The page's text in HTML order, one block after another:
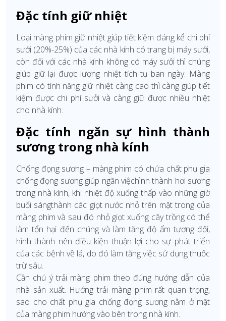
Đặc tính giữ nhiệt
Loại màng phim giữ nhiệt giúp tiết kiệm đáng kể chi phí
sưởi (20%-25%) của các nhà kính có trang bị máy sưởi,
còn đối với các nhà kính không có máy sưởi thì chúng
giúp giữ lại được lượng nhiệt tích tụ ban ngày. Màng
phim có tính năng giữ nhiệt càng cao thì càng giúp tiết
kiệm được chi phí sưởi và càng giữ được nhiều nhiệt
cho nhà kính.
Đặc tính ngăn sự hình thành
sương trong nhà kính
Chống đọng sương – màng phim có chứa chất phụ gia
chống đọng sương giúp ngăn việchình thành hơi sương
trong nhà kính, khi nhiệt độ xuống thấp vào những giờ
buổi sángthành các giọt nước nhỏ trên mặt trong của
màng phim và sau đó nhỏ giọt xuống cây trồng có thể
làm tổn hại đến chúng và làm tăng độ ẩm tương đối,
hình thành nên điều kiện thuận lợi cho sự phát triển
của các bệnh về lá, do đó làm tăng việc sử dụng thuốc
trừ sâu.
Cần chú ý trải màng phim theo đúng hướng dẫn của
nhà sản xuất. Hướng trải màng phim rất quan trọng,
sao cho chất phụ gia chống đọng sương nằm ở mặt
của màng phim hướng vào bên trong nhà kính.